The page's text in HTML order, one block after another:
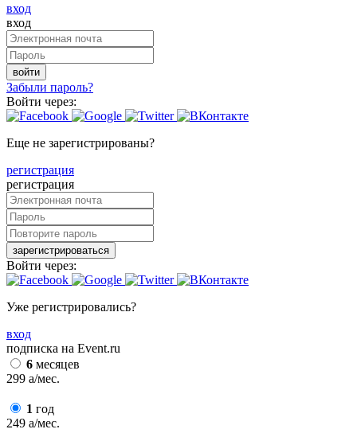
вход
вход
войти
Забыли пароль?
Войти через:
Еще не зарегистрированы?
регистрация
регистрация
зарегистрироваться
Войти через:
Уже регистрировались?
вход
подписка на Event.ru
6 месяцев
299 a/мес.
1 год
249 a/мес.